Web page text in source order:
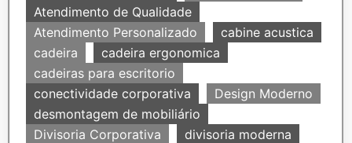
Atendimento de Qualidade
Atendimento Personalizado
cabine acustica
cadeira
cadeira ergonomica
cadeiras para escritorio
conectividade corporativa
Design Moderno
desmontagem de mobiliário
Divisoria Corporativa
divisoria moderna